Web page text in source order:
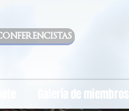
Galería de miembros